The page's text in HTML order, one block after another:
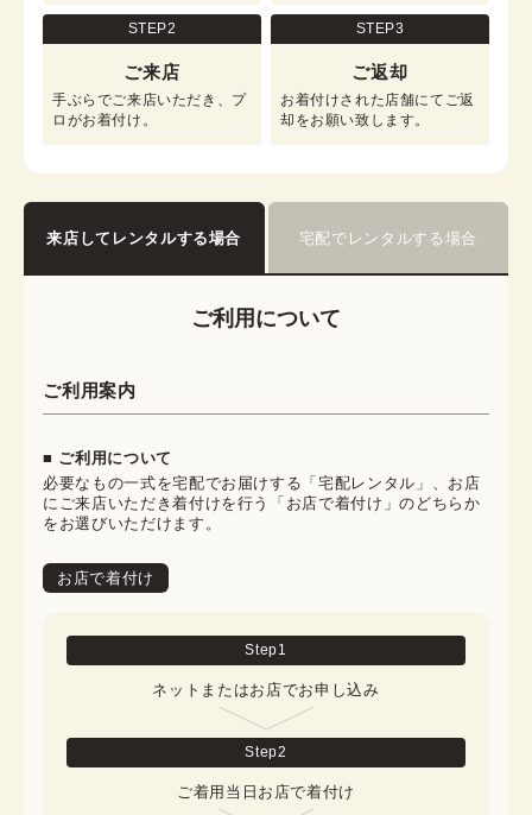
STEP2
ご来店
手ぶらでご来店いただき、プ
ロがお着付け。
STEP3
ご返却
お着付けされた店舗にてご返
却をお願い致します。
来店してレンタルする場合 宅配でレンタルする場合
ご利用について
ご利用案内
■ ご利用について
必要なもの一式を宅配でお届けする「宅配レンタル」、お店
にご来店いただき着付けを行う「お店で着付け」のどちらか
をお選びいただけます。
お店で着付け
Step1
ネットまたはお店でお申し込み
Step2
ご着用当日お店で着付け